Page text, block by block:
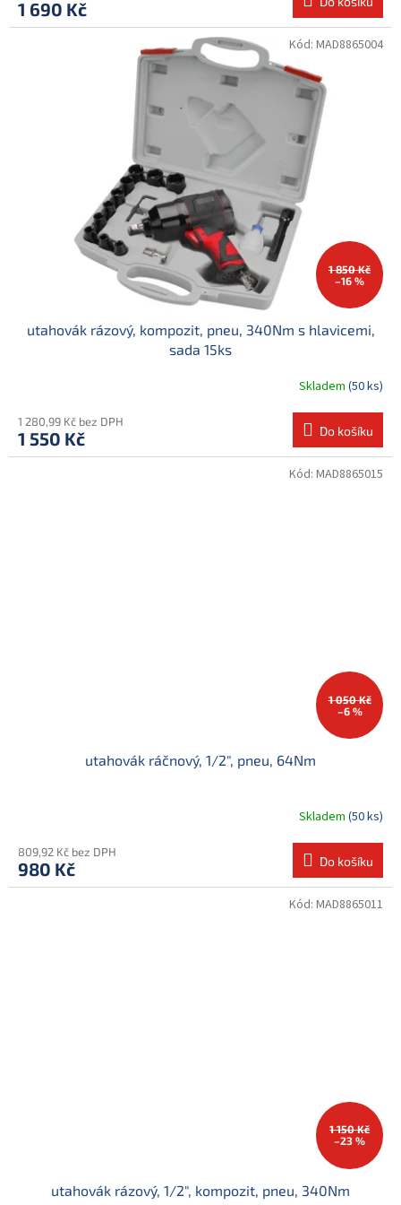
1 690 Kč
1 850 Kč
–16 %
utahovák rázový, kompozit, pneu, 340Nm s hlavicemi,
sada 15ks
Skladem (50 ks)
1 280,99 Kč bez DPH
1 550 Kč Do košíku
Kód: MAD8865004
1 050 Kč
–6 %
utahovák ráčnový, 1/2", pneu, 64Nm
Skladem (50 ks)
809,92 Kč bez DPH
980 Kč Do košíku
Kód: MAD8865015
1 150 Kč
–23 %
utahovák rázový, 1/2", kompozit, pneu, 340Nm
Kód: MAD8865011